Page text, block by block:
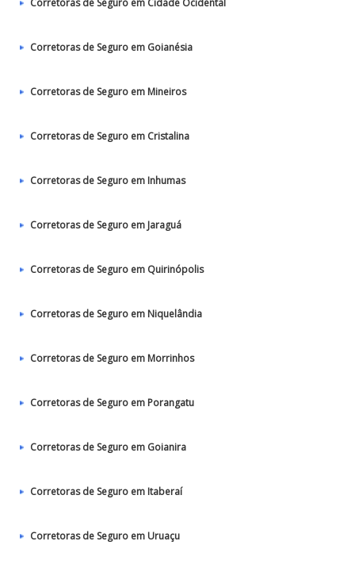
Corretoras de Seguro em Cidade Ocidental
Corretoras de Seguro em Goianésia
Corretoras de Seguro em Mineiros
Corretoras de Seguro em Cristalina
Corretoras de Seguro em Inhumas
Corretoras de Seguro em Jaraguá
Corretoras de Seguro em Quirinópolis
Corretoras de Seguro em Niquelândia
Corretoras de Seguro em Morrinhos
Corretoras de Seguro em Porangatu
Corretoras de Seguro em Goianira
Corretoras de Seguro em Itaberaí
Corretoras de Seguro em Uruaçu